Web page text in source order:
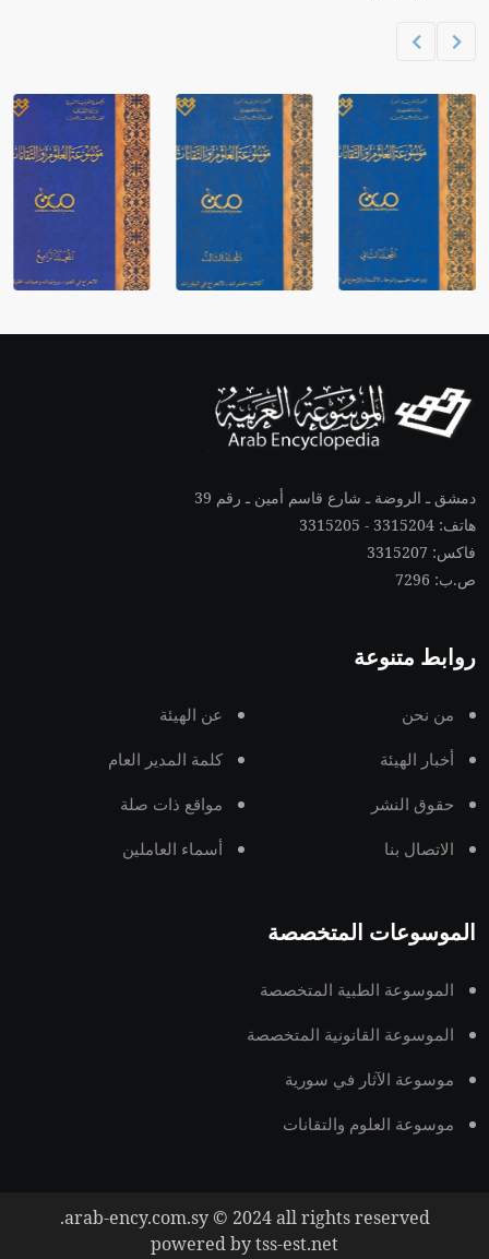
دمشق ـ الروضة ـ شارع قاسم أمين ـ رقم 39
هاتف: 3315204 - 3315205
فاكس: 3315207
ص.ب: 7296
روابط متنوعة
من نحن عن الهيئة
أخبار الهيئة كلمة المدير العام
حقوق النشر مواقع ذات صلة
الاتصال بنا أسماء العاملين
الموسوعات المتخصصة
الموسوعة الطبية المتخصصة
الموسوعة القانونية المتخصصة
موسوعة الآثار في سورية
موسوعة العلوم والتقانات
arab-ency.com.sy © 2024 all rights reserved.
powered by tss-est.net